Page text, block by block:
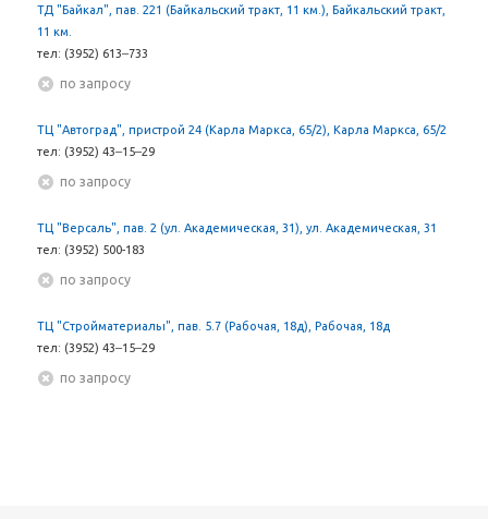
ТД "Байкал", пав. 221 (Байкальский тракт, 11 км.), Байкальский тракт,
11 км.
тел: (3952) 613‒733
По запросу
ТЦ "Автоград", пристрой 24 (Карла Маркса, 65/2), Карла Маркса, 65/2
тел: (3952) 43‒15‒29
По запросу
ТЦ "Версаль", пав. 2 (ул. Академическая, 31), ул. Академическая, 31
тел: (3952) 500-183
По запросу
ТЦ "Стройматериалы", пав. 5.7 (Рабочая, 18д), Рабочая, 18д
тел: (3952) 43‒15‒29
По запросу